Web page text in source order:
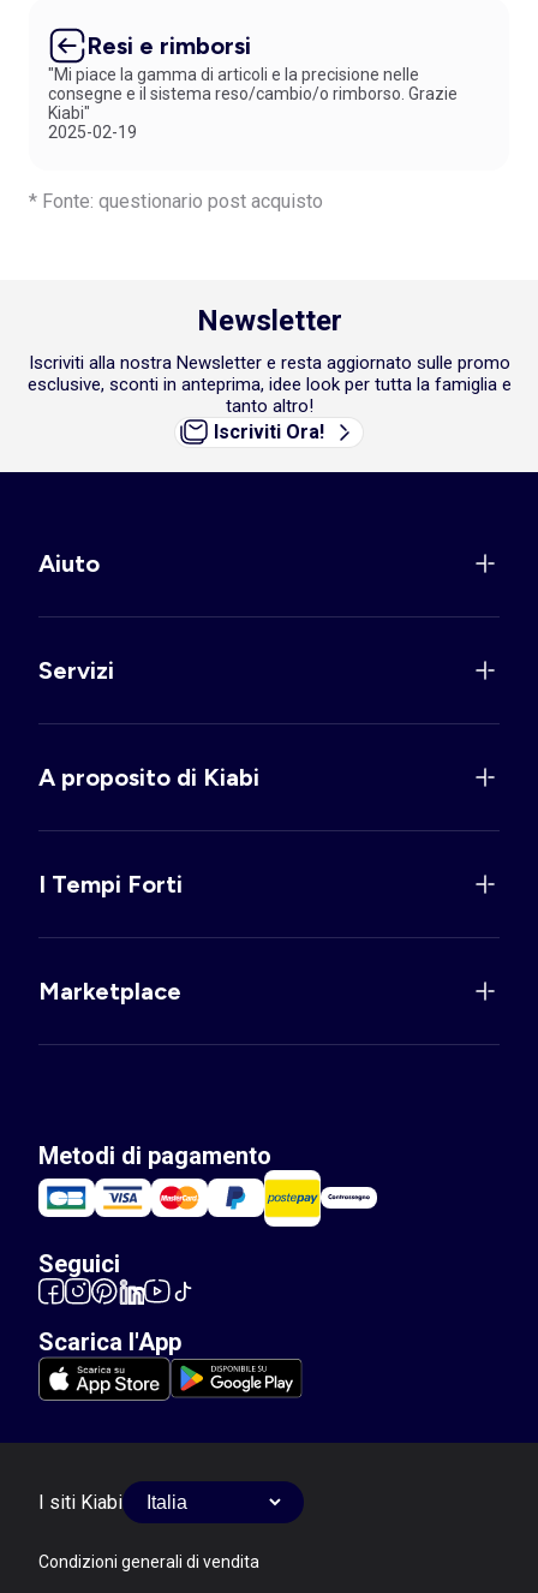
Resi e rimborsi
"Mi piace la gamma di articoli e la precisione nelle
consegne e il sistema reso/cambio/o rimborso. Grazie
Kiabi"
2025-02-19
* Fonte: questionario post acquisto
Newsletter
Iscriviti alla nostra Newsletter e resta aggiornato sulle promo
esclusive, sconti in anteprima, idee look per tutta la famiglia e
tanto altro!
Iscriviti Ora!
Aiuto
Servizi
A proposito di Kiabi
I Tempi Forti
Marketplace
Metodi di pagamento
Seguici
Scarica l'App
I siti Kiabi
Condizioni generali di vendita